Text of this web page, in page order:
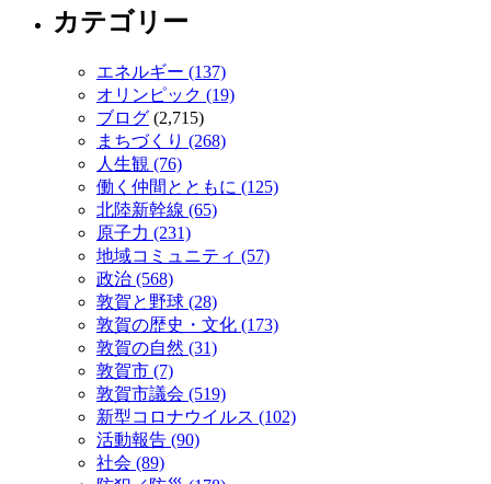
カテゴリー
エネルギー (137)
オリンピック (19)
ブログ (2,715)
まちづくり (268)
人生観 (76)
働く仲間とともに (125)
北陸新幹線 (65)
原子力 (231)
地域コミュニティ (57)
政治 (568)
敦賀と野球 (28)
敦賀の歴史・文化 (173)
敦賀の自然 (31)
敦賀市 (7)
敦賀市議会 (519)
新型コロナウイルス (102)
活動報告 (90)
社会 (89)